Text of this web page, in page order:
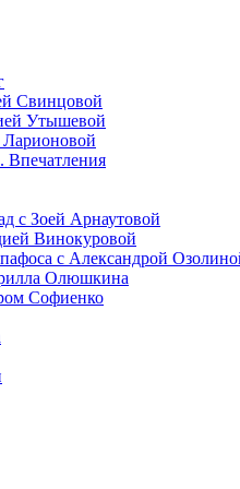
Свинцовой
Утышевой
Впечатления
с Зоей Арнаутовой
Винокуровой
с Александрой
Олюшкина
Софиенко